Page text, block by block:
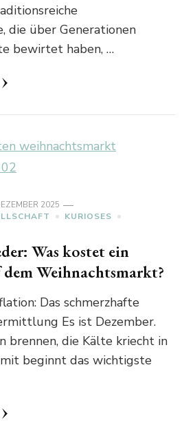
die über Generationen
bewirtet haben, …
2025
KURIOSES
Was kostet ein
Weihnachtsmarkt?
Das schmerzhafte
Es ist Dezember.
brennen, die Kälte kriecht in
beginnt das wichtigste